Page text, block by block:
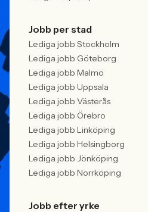
Jobb per stad
Lediga jobb Stockholm
Lediga jobb Göteborg
Lediga jobb Malmö
Lediga jobb Uppsala
Lediga jobb Västerås
Lediga jobb Örebro
Lediga jobb Linköping
Lediga jobb Helsingborg
Lediga jobb Jönköping
Lediga jobb Norrköping
Jobb efter yrke